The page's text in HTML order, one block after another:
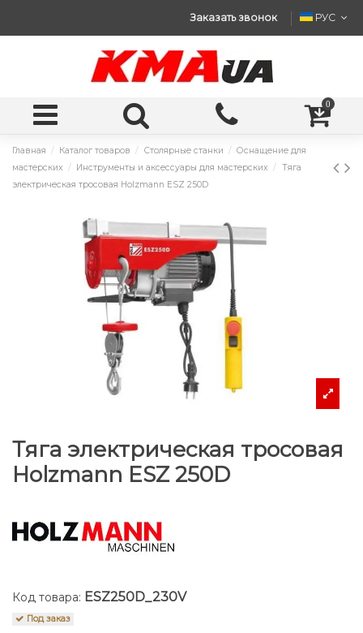
Заказать звонок РУС
0
Главная Каталог товаров Столярные станки
Оснащение для
мастерских
Инструменты и аксессуары для мастерских
Тяга
электрическая тросовая Holzmann ESZ 250D
Тяга электрическая тросовая
Holzmann ESZ 250D
Код товара: ESZ250D_230V
Под заказ